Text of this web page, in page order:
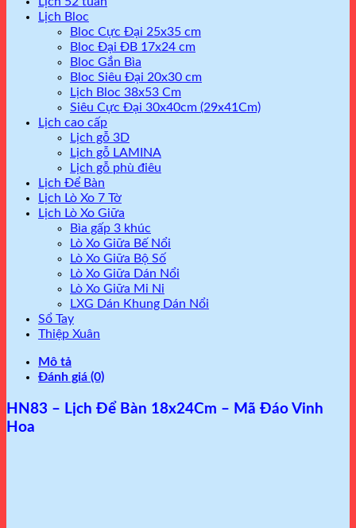
Lịch Bloc
Bloc Cực Đại 25x35 cm
Bloc Đại ĐB 17x24 cm
Bloc Gắn Bìa
Bloc Siêu Đại 20x30 cm
Lịch Bloc 38x53 Cm
Siêu Cực Đại 30x40cm (29x41Cm)
Lịch cao cấp
Lịch gỗ 3D
Lịch gỗ LAMINA
Lịch gỗ phù điêu
Lịch Để Bàn
Lịch Lò Xo 7 Tờ
Lịch Lò Xo Giữa
Bìa gấp 3 khúc
Lò Xo Giữa Bế Nổi
Lò Xo Giữa Bộ Số
Lò Xo Giữa Dán Nổi
Lò Xo Giữa Mi Ni
LXG Dán Khung Dán Nổi
Sổ Tay
Thiệp Xuân
Mô tả
Đánh giá (0)
HN83 – Lịch Để Bàn 18x24Cm – Mã Đáo Vinh
Hoa